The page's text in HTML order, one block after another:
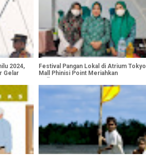
2024,
Gelar
Festival Pangan Lokal di Atrium Tokyo
Mall Phinisi Point Meriahkan
Keikutsertaan TP PKK Kecamatan
Sangkarrang